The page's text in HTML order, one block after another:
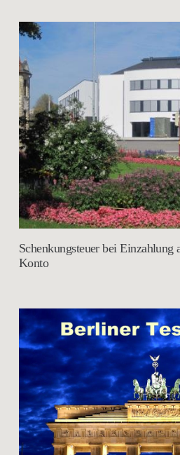
Schenkungsteuer bei Einzahlung
Konto